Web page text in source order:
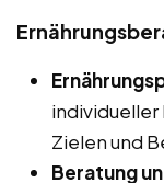
individueller
Zielen und
Beratung